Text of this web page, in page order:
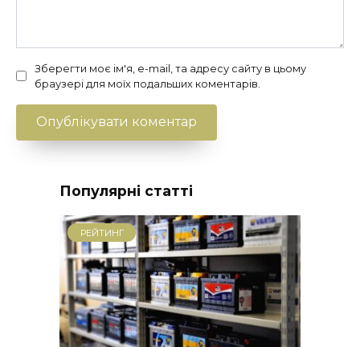
Зберегти моє ім'я, e-mail, та адресу сайту в цьому
браузері для моїх подальших коментарів.
Популярні статті
РЕЙТИНГ